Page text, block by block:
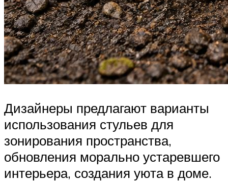
Дизайнеры предлагают варианты
использования стульев для
зонирования пространства,
обновления морально устаревшего
интерьера, создания уюта в доме.